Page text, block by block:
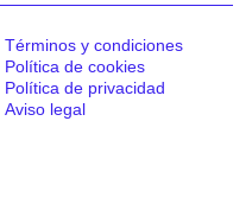
Términos y condiciones
Política de cookies
Política de privacidad
Aviso legal